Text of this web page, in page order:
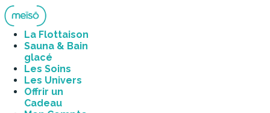
Aller
au
contenu
La Flottaison
Sauna & Bain
glacé
Les Soins
Les Univers
Offrir un
Cadeau